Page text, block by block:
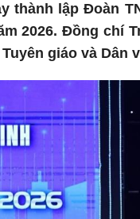
lập Đoàn
2026. Đồng chí
giáo và Dân